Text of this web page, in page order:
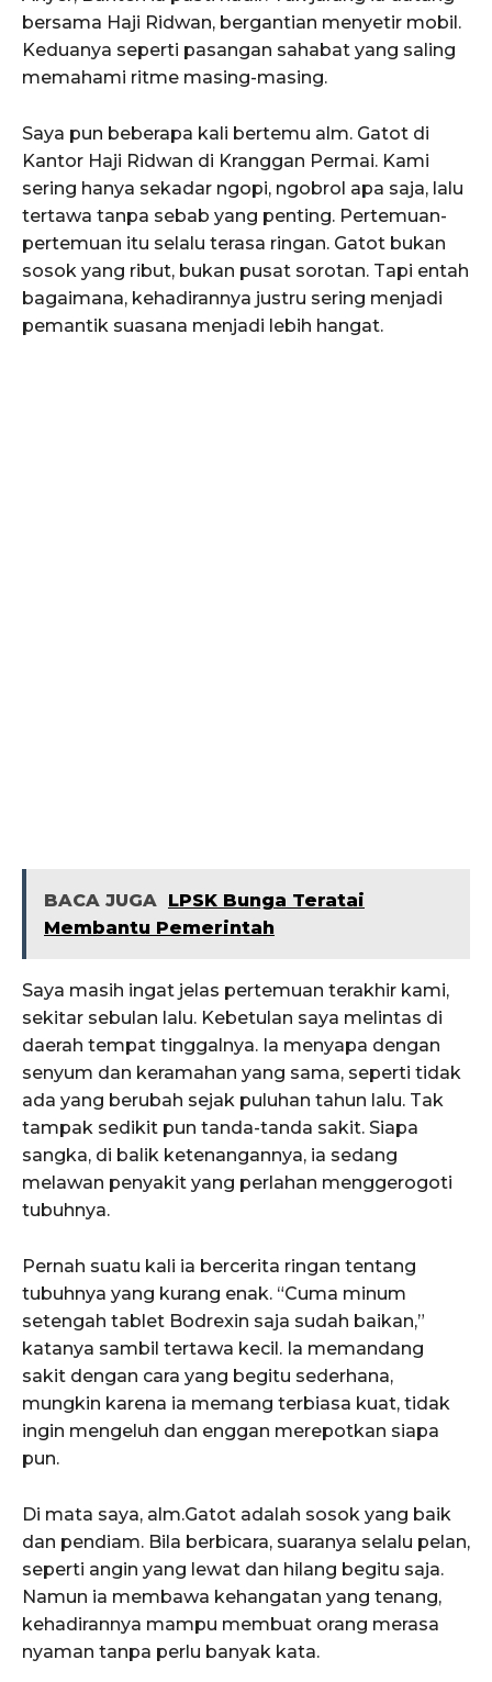
bersama Haji Ridwan, bergantian menyetir mobil.
Keduanya seperti pasangan sahabat yang saling
memahami ritme masing-masing.
Saya pun beberapa kali bertemu alm. Gatot di
Kantor Haji Ridwan di Kranggan Permai. Kami
sering hanya sekadar ngopi, ngobrol apa saja, lalu
tertawa tanpa sebab yang penting. Pertemuan-
pertemuan itu selalu terasa ringan. Gatot bukan
sosok yang ribut, bukan pusat sorotan. Tapi entah
bagaimana, kehadirannya justru sering menjadi
pemantik suasana menjadi lebih hangat.
BACA JUGA LPSK Bunga Teratai
Membantu Pemerintah
Saya masih ingat jelas pertemuan terakhir kami,
sekitar sebulan lalu. Kebetulan saya melintas di
daerah tempat tinggalnya. Ia menyapa dengan
senyum dan keramahan yang sama, seperti tidak
ada yang berubah sejak puluhan tahun lalu. Tak
tampak sedikit pun tanda-tanda sakit. Siapa
sangka, di balik ketenangannya, ia sedang
melawan penyakit yang perlahan menggerogoti
tubuhnya.
Pernah suatu kali ia bercerita ringan tentang
tubuhnya yang kurang enak. “Cuma minum
setengah tablet Bodrexin saja sudah baikan,”
katanya sambil tertawa kecil. Ia memandang
sakit dengan cara yang begitu sederhana,
mungkin karena ia memang terbiasa kuat, tidak
ingin mengeluh dan enggan merepotkan siapa
pun.
Di mata saya, alm.Gatot adalah sosok yang baik
dan pendiam. Bila berbicara, suaranya selalu pelan,
seperti angin yang lewat dan hilang begitu saja.
Namun ia membawa kehangatan yang tenang,
kehadirannya mampu membuat orang merasa
nyaman tanpa perlu banyak kata.